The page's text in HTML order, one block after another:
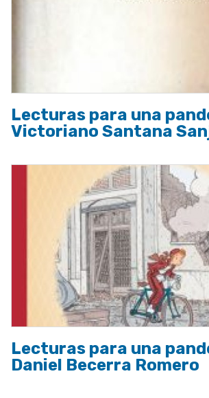
Lecturas para una
Victoriano Santana
Lecturas para una
Daniel Becerra Romero